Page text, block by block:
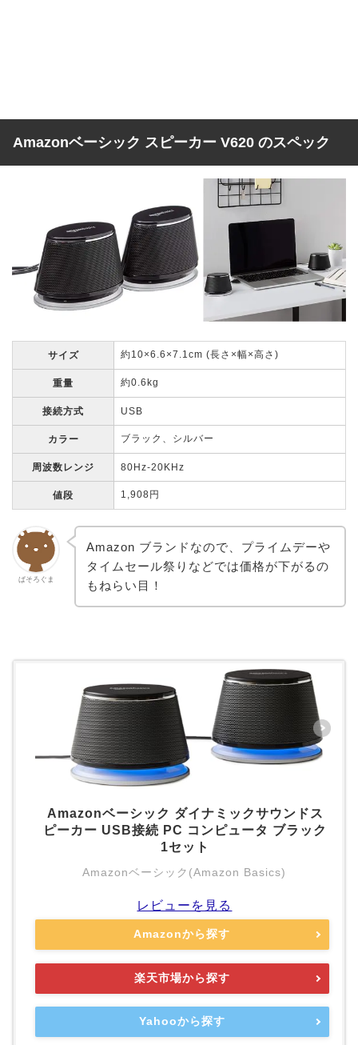
Amazonベーシック スピーカー V620 のスペック
サイズ 約10×6.6×7.1cm (長さ×幅×高さ)
重量 約0.6kg
接続方式 USB
カラー ブラック、シルバー
周波数レンジ 80Hz-20KHz
値段 1,908円
ぱそろぐま
Amazon ブランドなので、プライムデーや
タイムセール祭りなどでは価格が下がるの
もねらい目！
Amazonベーシック ダイナミックサウンドス
ピーカー USB接続 PC コンピュータ ブラック
1セット
Amazonベーシック(Amazon Basics)
レビューを見る
Amazonから探す
楽天市場から探す
Yahooから探す